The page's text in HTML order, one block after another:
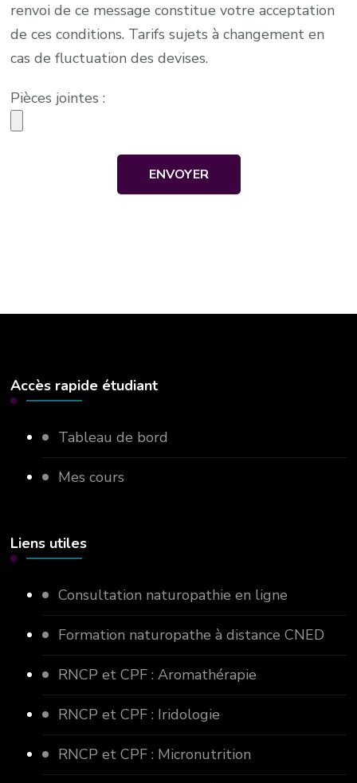
renvoi de ce message constitue votre acceptation
de ces conditions. Tarifs sujets à changement en
cas de fluctuation des devises.
Pièces jointes :
Accès rapide étudiant
Tableau de bord
Mes cours
Liens utiles
Consultation naturopathie en ligne
Formation naturopathe à distance CNED
RNCP et CPF : Aromathérapie
RNCP et CPF : Iridologie
RNCP et CPF : Micronutrition